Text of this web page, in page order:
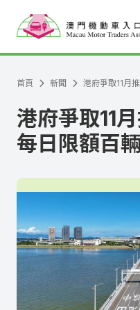
首頁 新聞 港府爭取11月
港府爭取11
每日限額百